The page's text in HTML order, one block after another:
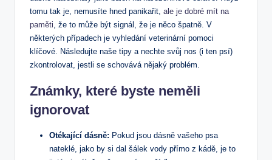
tomu tak je, nemusíte hned panikařit, ale je dobré mít na
paměti, že to může být signál, že je něco špatně. V
některých případech je vyhledání veterinární pomoci
klíčové. Následujte naše tipy a nechte svůj nos (i ten psí)
zkontrolovat, jestli se schovává nějaký problém.
Známky, které byste neměli
ignorovat
Otékající dásně: Pokud jsou dásně vašeho psa
nateklé, jako by si dal šálek vody přímo z kádě, je to